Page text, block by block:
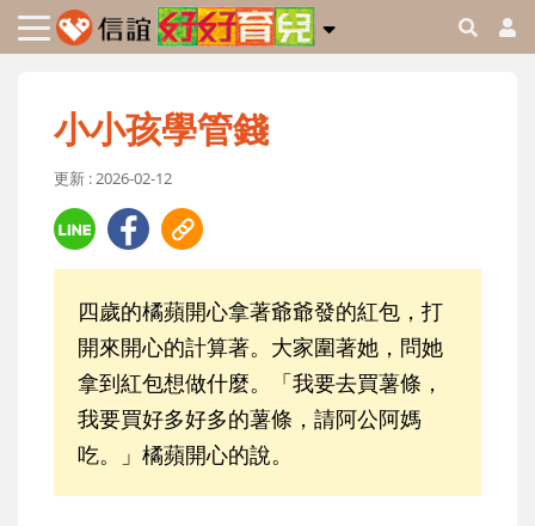
小小孩學管錢
更新 : 2026-02-12
四歲的橘蘋開心拿著爺爺發的紅包，打
開來開心的計算著。大家圍著她，問她
拿到紅包想做什麼。「我要去買薯條，
我要買好多好多的薯條，請阿公阿媽
吃。」橘蘋開心的說。